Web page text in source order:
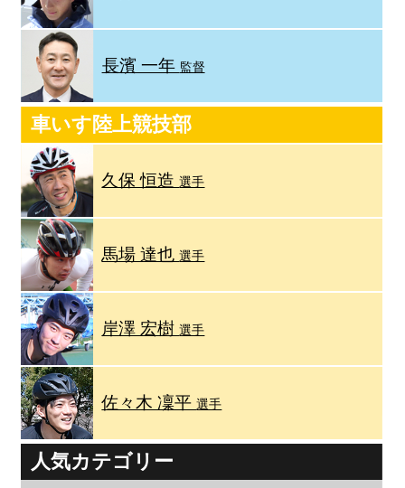
長濱 一年 監督
車いす陸上競技部
久保 恒造選手
馬場 達也選手
岸澤 宏樹選手
佐々木 凜平選手
人気カテゴリー